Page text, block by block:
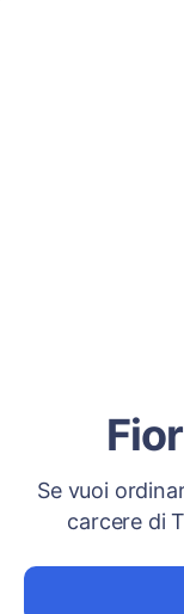
Se vuoi
carcere di